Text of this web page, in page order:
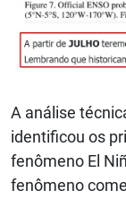
A análise
identificou os
fenômeno El
fenômeno